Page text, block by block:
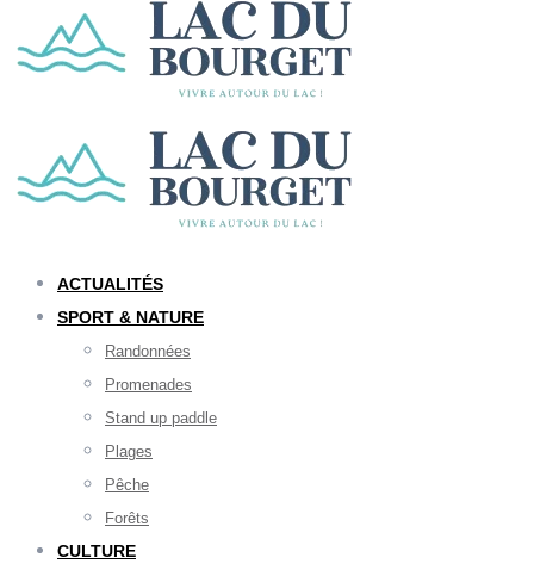
ACTUALITÉS
SPORT & NATURE
Randonnées
Promenades
Stand up paddle
Plages
Pêche
Forêts
CULTURE